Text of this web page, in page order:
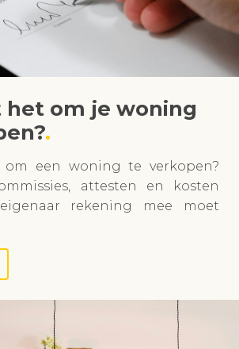
het om je woning
een woning te verkopen?
attesten en kosten
rekening mee moet